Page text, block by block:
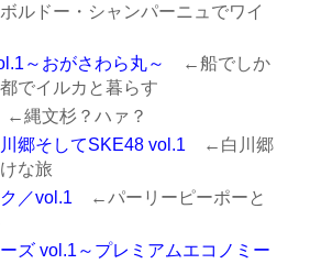
ドー・シャンパーニュでワイ
～おがさわら丸～
←船でしか
でイルカと暮らす
文杉？ハァ？
郷そしてSKE48 vol.1 ←白川郷
な旅
／vol.1 ←パーリーピーポーと
ズ vol.1～プレミアムエコノミー